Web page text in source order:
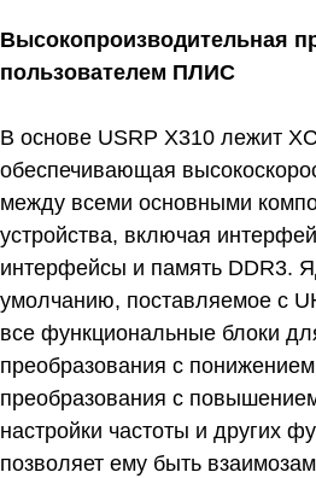
Высокопроизводительная
пользователем ПЛИС
В основе USRP X310 лежит
обеспечивающая
между всеми основными
устройства, включая
интерфейсы и память DDR3.
умолчанию, поставляемое с
все функциональные блоки
преобразования с
преобразования с
настройки частоты и других
позволяет ему быть